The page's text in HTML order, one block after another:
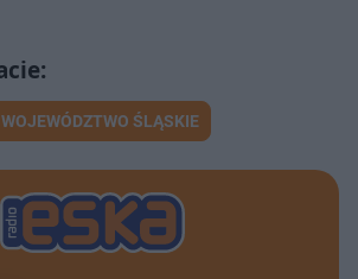
WOJEWÓDZTWO ŚLĄSKIE